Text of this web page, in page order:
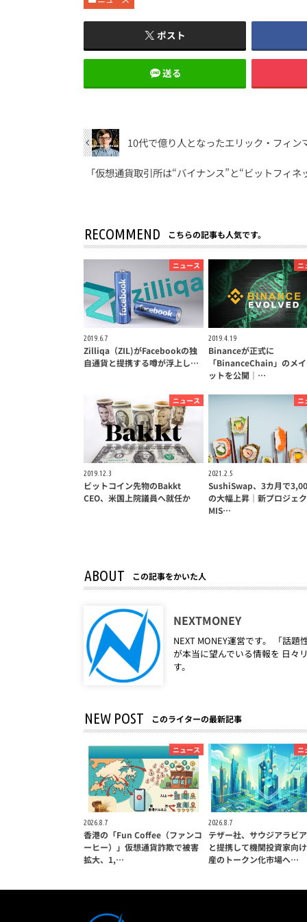
ポスト
送る
10代で億り人となったエリック・フィ
「仮想通貨取引所は“バイナンス”と“ビットフィ
RECOMMEND こちらの記事も人気です。
ニュース
2019.6.7
Zilliqa（ZIL)がFacebookの独
自通貨と提携する噂が浮上し…
ニ
2019.4.19
Binanceが正式に
「BinanceChain」のメ
ットを公開｜…
ニュース
2019.12.3
ビットコイン先物のBakkt
CEO、米国上院議員へ就任か
ニ
2021.2.5
SushiSwap、3カ月で
の大幅上昇｜新プロジェ
MIS…
ABOUT この記事をかいた人
NEXTMONEY
NEXT MONEY運営です。 「話
が本当に望んでいる情報を 日々
す。
NEW POST このライターの最新記事
ニュース
2026.8.7
香港の「Fun Coffee（ファンコ
ーヒー）」仮想通貨詐欺で被害
拡大、1,…
ニ
2026.8.7
テザー社、サウジアラビ
と提携して機関投資家向
産のトークン化市場へ…